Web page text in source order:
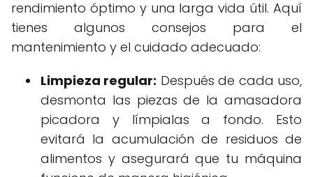
rendimiento óptimo y una larga vida útil. Aquí
tienes algunos consejos para el
mantenimiento y el cuidado adecuado:
Limpieza regular: Después de cada uso,
desmonta las piezas de la amasadora
picadora y límpialas a fondo. Esto
evitará la acumulación de residuos de
alimentos y asegurará que tu máquina